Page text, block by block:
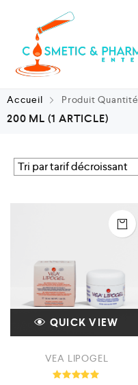
Accueil Produit Quantité
200 ML (1 ARTICLE)
QUICK VIEW
VEA LIPOGEL